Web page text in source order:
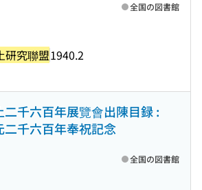
研究聯盟1940.2
全国の図書館
二千六百年展覽會出陳目録 :
二千六百年奉祝記念
全国の図書館